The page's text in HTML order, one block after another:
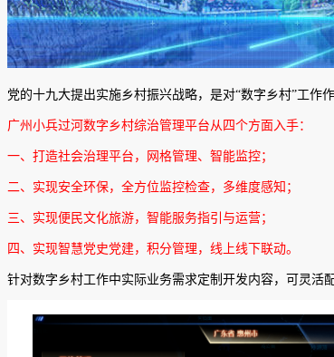
党的十九大提出实施乡村振兴战略，是对“数字乡村”工作
广州小兵过河数字乡村综治管理平台从四个方面入手：
一、打造社会治理平台，网格管理、智能监控；
二、实现安全环保，全方位监控检查，多维度感知；
三、实现便民文化旅游，智能服务指引与运营；
四、实现智慧党史党建，积分管理，线上线下联动。
针对数字乡村工作中实际业务需求定制开发内容，可灵活